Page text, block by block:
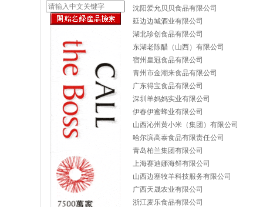
沈阳爱允贝贝食品有限公司
延边边城酒业有限公司
湖北珍创食品有限公司
东湖老陈醋（山西）有限公司
宿州皇冠食品有限公司
青州市金潮来食品有限公司
广东得宝食品有限公司
深圳羊妈妈实业有限公司
伊春伊蜜蜂业有限公司
山西沁州黄小米（集团）有限公司
哈尔滨高泰食品有限责任公司
青岛柏兰集团有限公司
上海赛迪娜海鲜有限公司
山西边塞牧羊科技服务有限公司
广西天晟农业有限公司
浙江麦乐食品有限公司